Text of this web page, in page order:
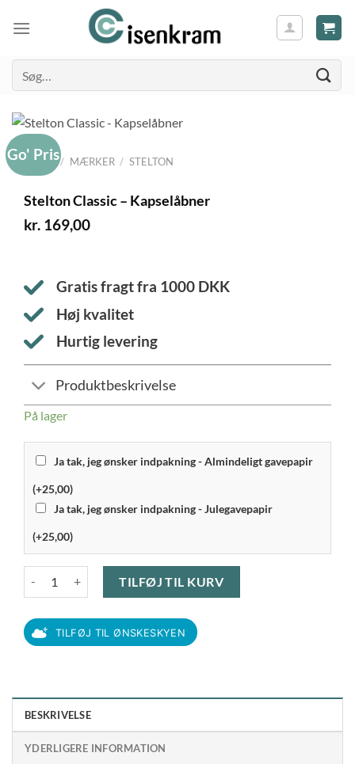
efter:
FORSIDE / MÆRKER / STELTON
Go' Pris
Stelton Classic – Kapselåbner
kr. 169,00
Gratis fragt fra 1000 DKK
Høj kvalitet
Hurtig levering
Produktbeskrivelse
På lager
Ja tak, jeg ønsker indpakning - Almindeligt gavepapir
(+25,00)
Ja tak, jeg ønsker indpakning - Julegavepapir
(+25,00)
TILFØJ TIL KURV
TILFØJ TIL ØNSKESKYEN
BESKRIVELSE
YDERLIGERE INFORMATION